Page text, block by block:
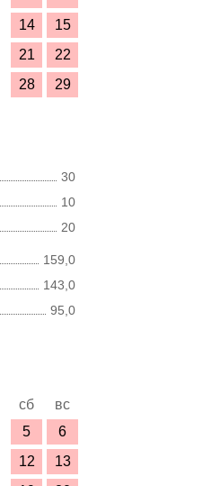
14
15
21
22
28
29
30
10
20
159,0
143,0
95,0
сб
вс
5
6
12
13